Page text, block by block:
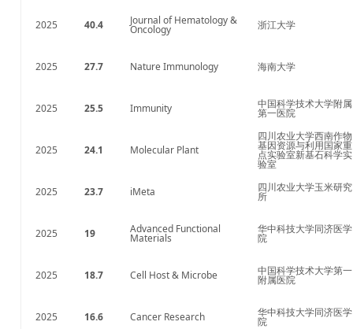
2025 40.4 Journal of Hematology &
Oncology 浙江大学
2025 27.7 Nature Immunology 海南大学
2025 25.5 Immunity 中国科学技术大学附属
第一医院
2025 24.1 Molecular Plant
四川农业大学西南作物
基因资源与利用国家重
点实验室新基石科学实
验室
2025 23.7 iMeta 四川农业大学玉米研究
所
2025 19 Advanced Functional
Materials
华中科技大学同济医学
院
2025 18.7 Cell Host & Microbe 中国科学技术大学第一
附属医院
2025 16.6 Cancer Research 华中科技大学同济医学
院